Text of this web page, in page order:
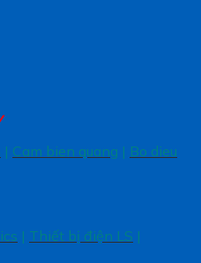
| Cam bien quang | Bo dieu
| Thiết bị điện LS |